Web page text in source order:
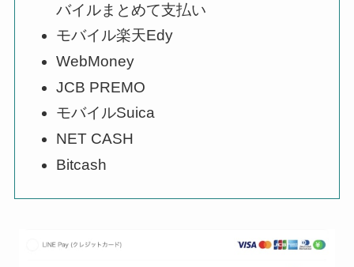
バイルまとめて支払い
モバイル楽天Edy
WebMoney
JCB PREMO
モバイルSuica
NET CASH
Bitcash